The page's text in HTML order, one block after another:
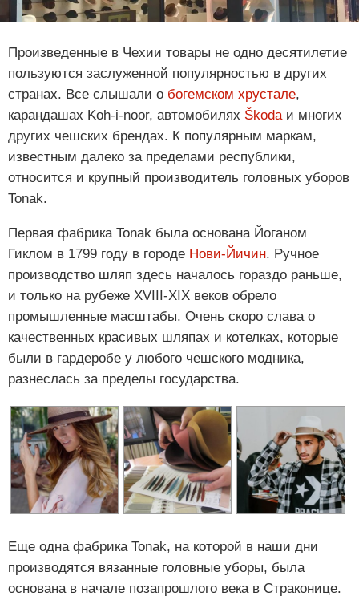
Произведенные в Чехии товары не одно десятилетие
пользуются заслуженной популярностью в других
странах. Все слышали о богемском хрустале,
карандашах Koh-i-noor, автомобилях Škoda и многих
других чешских брендах. К популярным маркам,
известным далеко за пределами республики,
относится и крупный производитель головных уборов
Tonak.
Первая фабрика Tonak была основана Йоганом
Гиклом в 1799 году в городе Нови-Йичин. Ручное
производство шляп здесь началось гораздо раньше,
и только на рубеже XVIII-XIX веков обрело
промышленные масштабы. Очень скоро слава о
качественных красивых шляпах и котелках, которые
были в гардеробе у любого чешского модника,
разнеслась за пределы государства.
Еще одна фабрика Tonak, на которой в наши дни
производятся вязанные головные уборы, была
основана в начале позапрошлого века в Страконице.